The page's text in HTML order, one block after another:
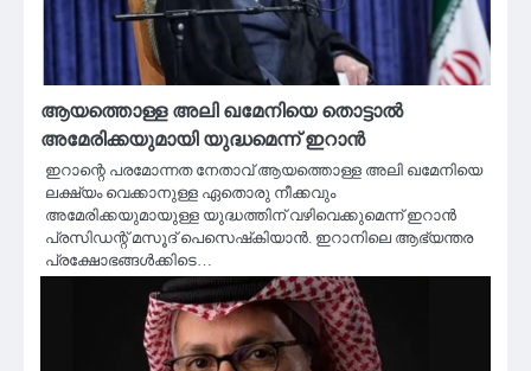
ആയത്തൊള്ള അലി ഖമേനിയെ തൊട്ടാൽ
അമേരിക്കയുമായി യുദ്ധമെന്ന് ഇറാൻ
ഇറാന്റെ പരമോന്നത നേതാവ് ആയത്തൊള്ള അലി ഖമേനിയെ
ലക്ഷ്യം വെക്കാനുള്ള ഏതൊരു നീക്കവും
അമേരിക്കയുമായുള്ള യുദ്ധത്തിന് വഴിവെക്കുമെന്ന് ഇറാൻ
പ്രസിഡന്റ് മസൂദ് പെസെഷ്‌കിയാൻ. ഇറാനിലെ ആഭ്യന്തര
പ്രക്ഷോഭങ്ങൾക്കിടെ…